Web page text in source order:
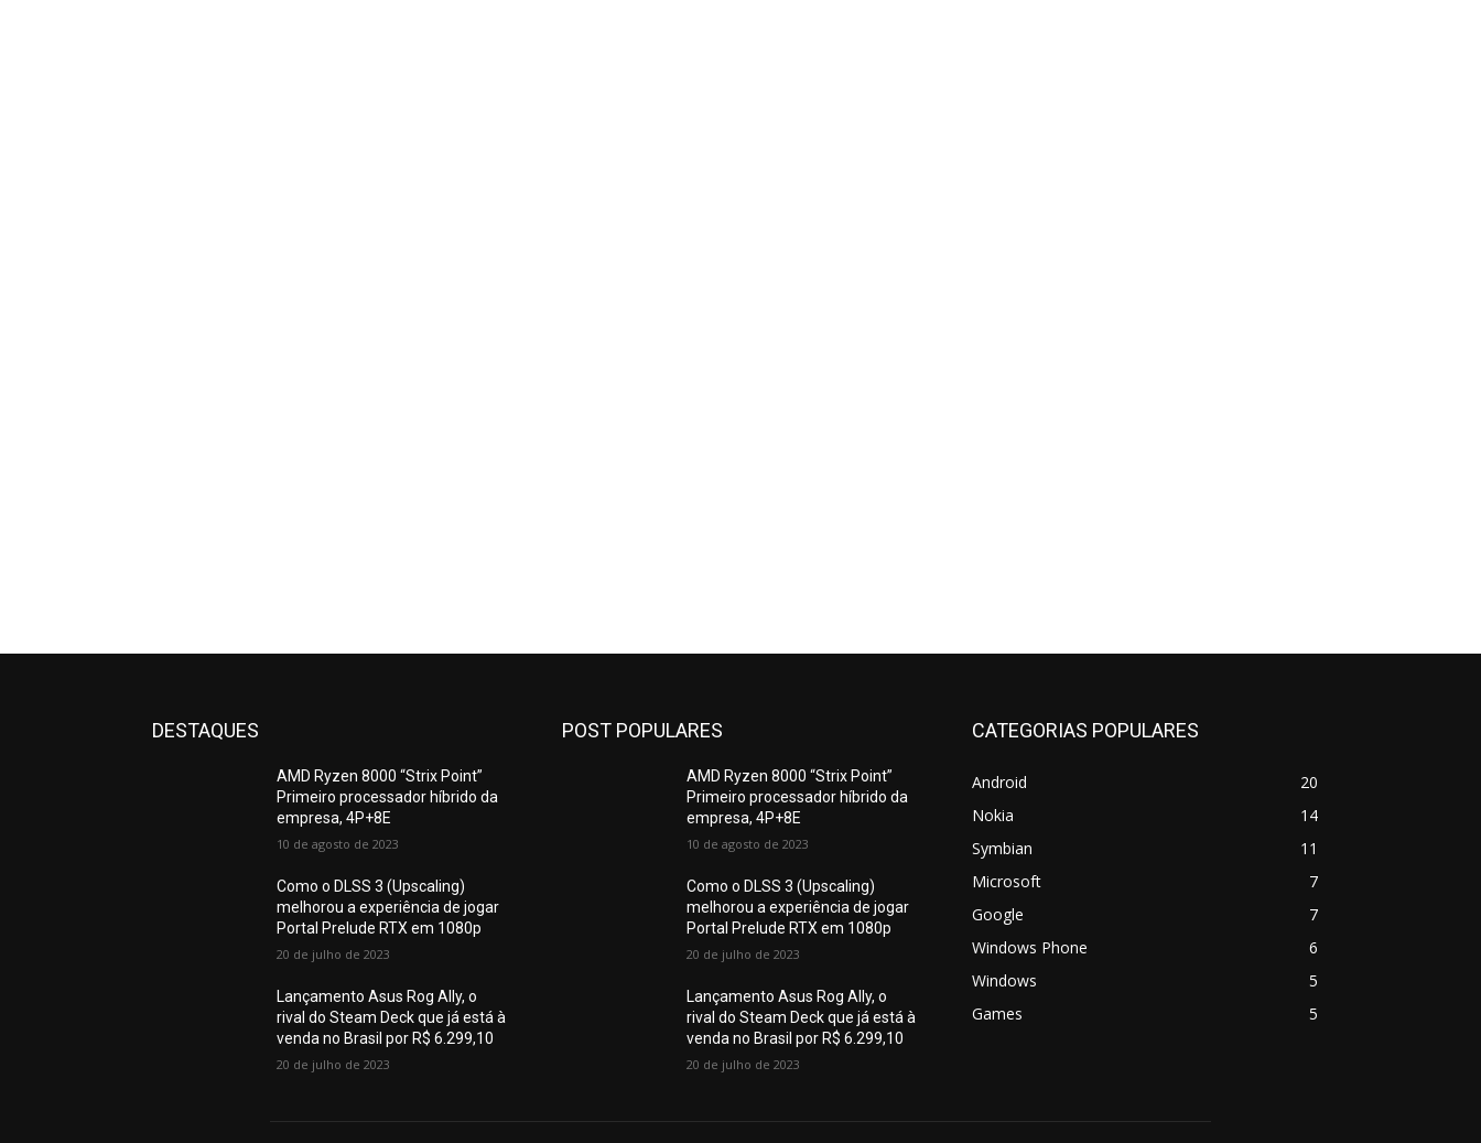
DESTAQUES
AMD Ryzen 8000 “Strix Point”
Primeiro processador híbrido da
empresa, 4P+8E
10 de agosto de 2023
Como o DLSS 3 (Upscaling)
melhorou a experiência de jogar
Portal Prelude RTX em 1080p
20 de julho de 2023
Lançamento Asus Rog Ally, o
rival do Steam Deck que já está à
venda no Brasil por R$ 6.299,10
20 de julho de 2023
POST POPULARES
AMD Ryzen 8000 “Strix Point”
Primeiro processador híbrido da
empresa, 4P+8E
10 de agosto de 2023
Como o DLSS 3 (Upscaling)
melhorou a experiência de jogar
Portal Prelude RTX em 1080p
20 de julho de 2023
Lançamento Asus Rog Ally, o
rival do Steam Deck que já está à
venda no Brasil por R$ 6.299,10
20 de julho de 2023
CATEGORIAS POPULARES
Android
20
Nokia
14
Symbian
11
Microsoft
7
Google
7
Windows Phone
6
Windows
5
Games
5